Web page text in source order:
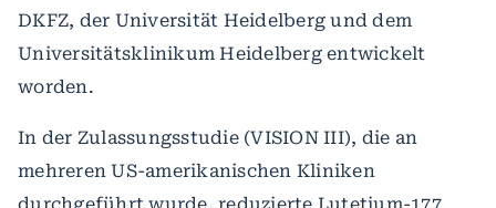
DKFZ, der Universität Heidelberg und dem
Universitätsklinikum Heidelberg entwickelt
worden.
In der Zulassungsstudie (VISION III), die an
mehreren US-amerikanischen Kliniken